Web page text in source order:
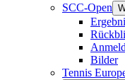
SCC-Open
Bilder
Tennis